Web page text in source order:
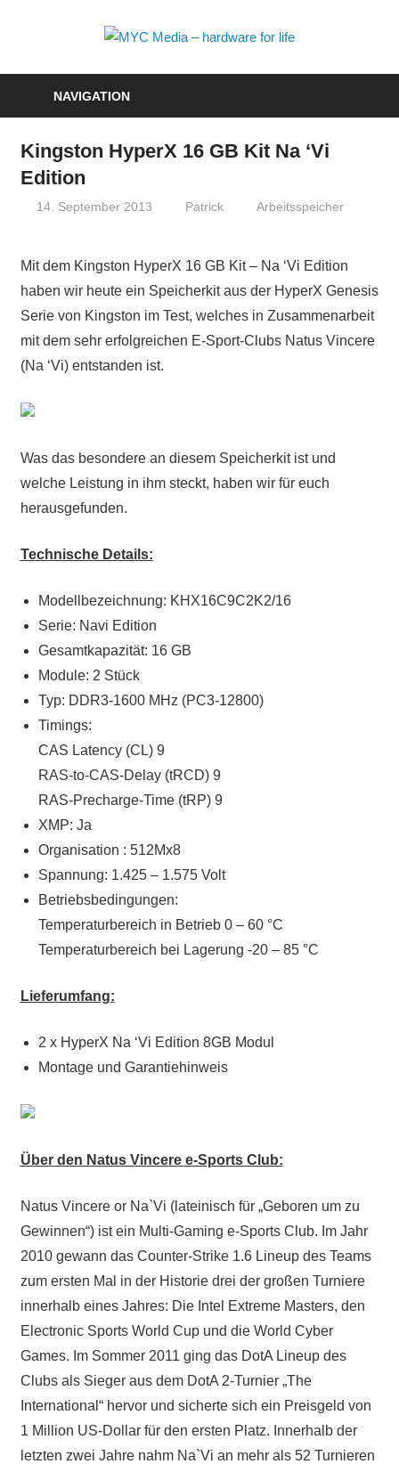
Media
–
for
NAVIGATION
Kingston HyperX 16 GB Kit Na ‘Vi
Edition
14. September 2013 Patrick Arbeitsspeicher
Mit dem Kingston HyperX 16 GB Kit – Na ‘Vi Edition
haben wir heute ein Speicherkit aus der HyperX Genesis
Serie von Kingston im Test, welches in Zusammenarbeit
mit dem sehr erfolgreichen E-Sport-Clubs Natus Vincere
(Na ‘Vi) entstanden ist.
Was das besondere an diesem Speicherkit ist und
welche Leistung in ihm steckt, haben wir für euch
herausgefunden.
Technische Details:
Modellbezeichnung: KHX16C9C2K2/16
Serie: Navi Edition
Gesamtkapazität: 16 GB
Module: 2 Stück
Typ: DDR3-1600 MHz (PC3-12800)
Timings:
CAS Latency (CL) 9
RAS-to-CAS-Delay (tRCD) 9
RAS-Precharge-Time (tRP) 9
XMP: Ja
Organisation : 512Mx8
Spannung: 1.425 – 1.575 Volt
Betriebsbedingungen:
Temperaturbereich in Betrieb 0 – 60 °C
Temperaturbereich bei Lagerung -20 – 85 °C
Lieferumfang:
2 x HyperX Na ‘Vi Edition 8GB Modul
Montage und Garantiehinweis
Über den Natus Vincere e-Sports Club:
Natus Vincere or Na`Vi (lateinisch für „Geboren um zu
Gewinnen“) ist ein Multi-Gaming e-Sports Club. Im Jahr
2010 gewann das Counter-Strike 1.6 Lineup des Teams
zum ersten Mal in der Historie drei der großen Turniere
innerhalb eines Jahres: Die Intel Extreme Masters, den
Electronic Sports World Cup und die World Cyber
Games. Im Sommer 2011 ging das DotA Lineup des
Clubs als Sieger aus dem DotA 2-Turnier „The
International“ hervor und sicherte sich ein Preisgeld von
1 Million US-Dollar für den ersten Platz. Innerhalb der
letzten zwei Jahre nahm Na`Vi an mehr als 52 Turnieren